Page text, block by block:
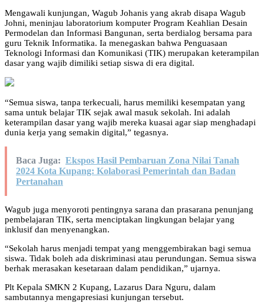
Mengawali kunjungan, Wagub Johanis yang akrab disapa Wagub
Johni, meninjau laboratorium komputer Program Keahlian Desain
Permodelan dan Informasi Bangunan, serta berdialog bersama para
guru Teknik Informatika. Ia menegaskan bahwa Penguasaan
Teknologi Informasi dan Komunikasi (TIK) merupakan keterampilan
dasar yang wajib dimiliki setiap siswa di era digital.
“Semua siswa, tanpa terkecuali, harus memiliki kesempatan yang
sama untuk belajar TIK sejak awal masuk sekolah. Ini adalah
keterampilan dasar yang wajib mereka kuasai agar siap menghadapi
dunia kerja yang semakin digital,” tegasnya.
Baca Juga: Ekspos Hasil Pembaruan Zona Nilai Tanah
2024 Kota Kupang: Kolaborasi Pemerintah dan Badan
Pertanahan
Wagub juga menyoroti pentingnya sarana dan prasarana penunjang
pembelajaran TIK, serta menciptakan lingkungan belajar yang
inklusif dan menyenangkan.
“Sekolah harus menjadi tempat yang menggembirakan bagi semua
siswa. Tidak boleh ada diskriminasi atau perundungan. Semua siswa
berhak merasakan kesetaraan dalam pendidikan,” ujarnya.
Plt Kepala SMKN 2 Kupang, Lazarus Dara Nguru, dalam
sambutannya mengapresiasi kunjungan tersebut.